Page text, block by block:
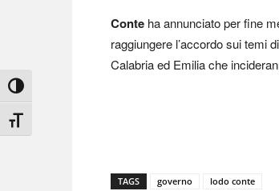
Attiva/disattiva alto contrasto
Attiva/disattiva dimensione testo
Conte ha annunciato per fine
raggiungere l’accordo sui temi
Calabria ed Emilia che
TAGS governo lodo conte